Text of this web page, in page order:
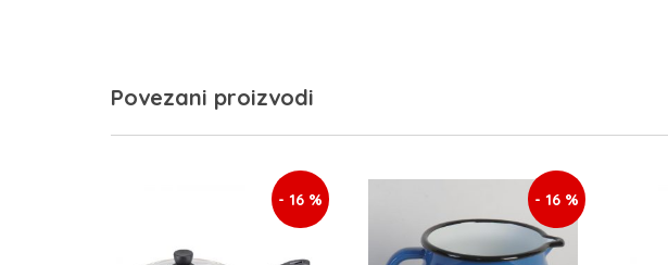
Povezani proizvodi
- 16 % - 16 %